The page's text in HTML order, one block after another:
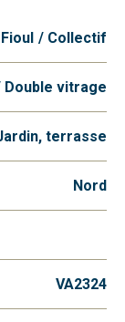
Fioul Collectif
Double vitrage
terrasse
Nord
VA2324